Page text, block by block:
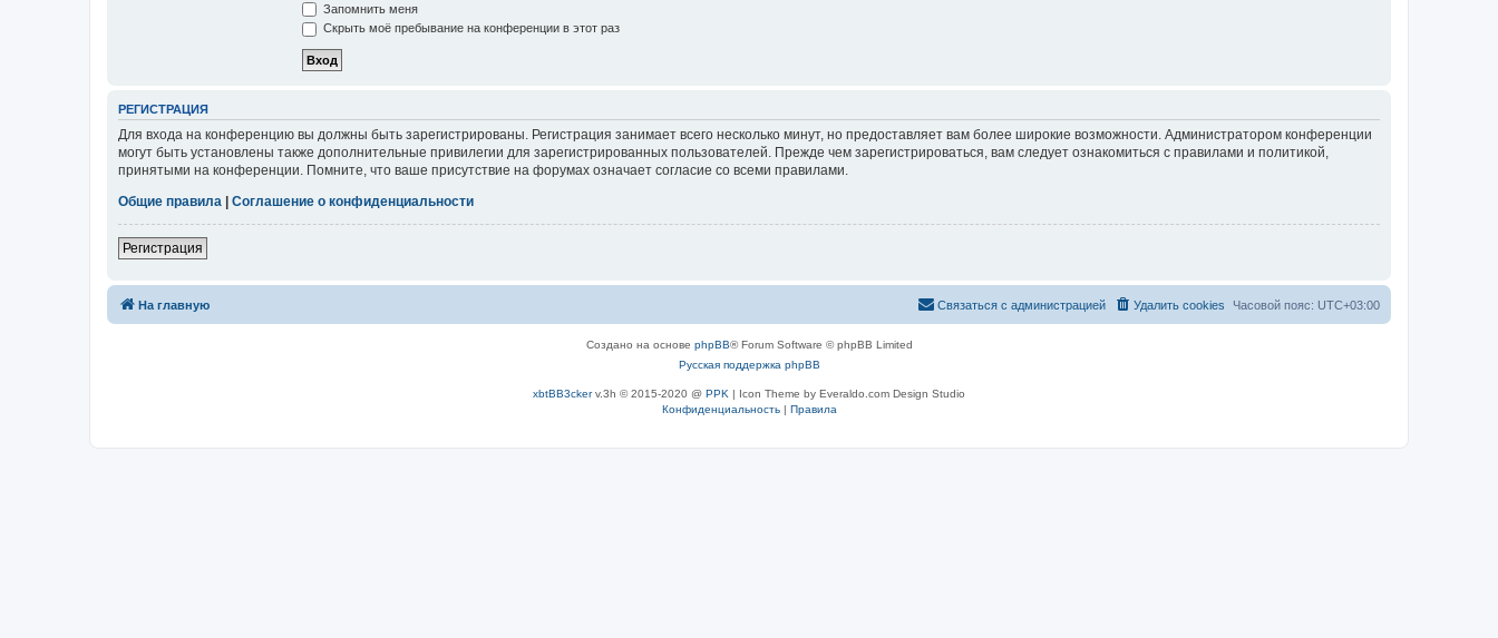
Запомнить меня
Скрыть моё пребывание на конференции в этот раз
РЕГИСТРАЦИЯ
Для входа на конференцию вы должны быть зарегистрированы. Регистрация занимает всего несколько минут, но предоставляет вам более широкие возможности. Администратором конференции
могут быть установлены также дополнительные привилегии для зарегистрированных пользователей. Прежде чем зарегистрироваться, вам следует ознакомиться с правилами и политикой,
принятыми на конференции. Помните, что ваше присутствие на форумах означает согласие со всеми правилами.
Общие правила
Соглашение о конфиденциальности
Регистрация
На главную Часовой пояс: UTC+03:00
Удалить cookies
Связаться с администрацией
Создано на основе phpBB® Forum Software © phpBB Limited
Русская поддержка phpBB
xbtBB3ckerv.3h © 2015-2020 @ PPK | Icon Theme by Everaldo.com Design Studio
Конфиденциальность| Правила